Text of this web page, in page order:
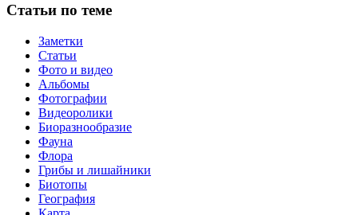
Статьи по теме
Заметки
Статьи
Фото и видео
Альбомы
Фотографии
Видеоролики
Биоразнообразие
Фауна
Флора
Грибы и лишайники
Биотопы
География